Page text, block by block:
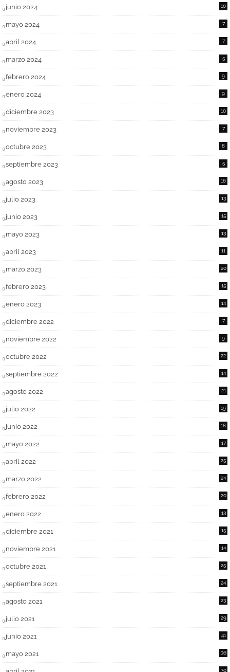
junio 2024 10
mayo 2024 7
abril 2024 7
marzo 2024 5
febrero 2024 9
enero 2024 9
diciembre 2023 10
noviembre 2023 7
octubre 2023 8
septiembre 2023 5
agosto 2023 16
julio 2023 13
junio 2023 15
mayo 2023 13
abril 2023 11
marzo 2023 20
febrero 2023 15
enero 2023 14
diciembre 2022 7
noviembre 2022 9
octubre 2022 22
septiembre 2022 14
agosto 2022 21
julio 2022 19
junio 2022 18
mayo 2022 17
abril 2022 25
marzo 2022 24
febrero 2022 20
enero 2022 13
diciembre 2021 15
noviembre 2021 14
octubre 2021 25
septiembre 2021 24
agosto 2021 23
julio 2021 29
junio 2021 41
mayo 2021 36
30